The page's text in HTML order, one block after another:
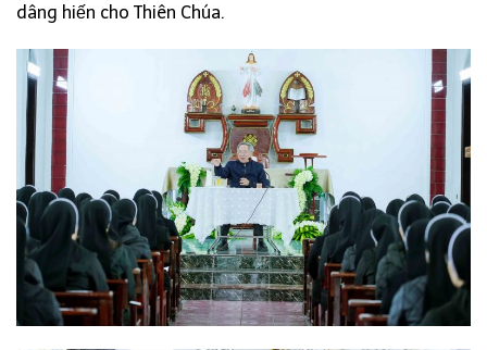
dâng hiến cho Thiên Chúa.